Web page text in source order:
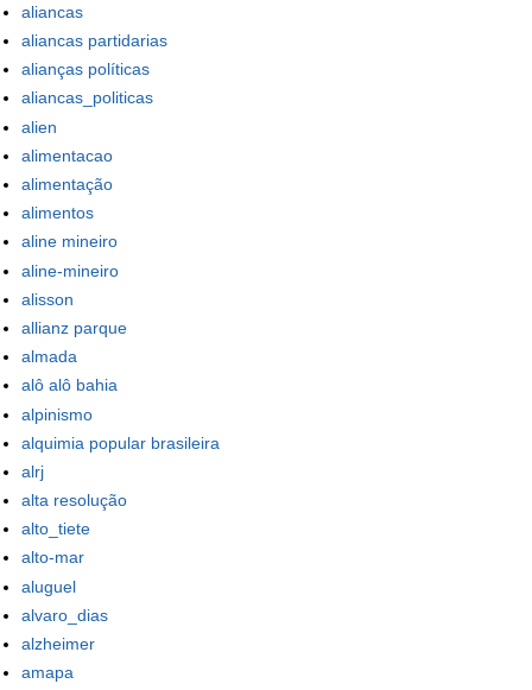
aliancas
aliancas partidarias
alianças políticas
aliancas_politicas
alien
alimentacao
alimentação
alimentos
aline mineiro
aline-mineiro
alisson
allianz parque
almada
alô alô bahia
alpinismo
alquimia popular brasileira
alrj
alta resolução
alto_tiete
alto-mar
aluguel
alvaro_dias
alzheimer
amapa